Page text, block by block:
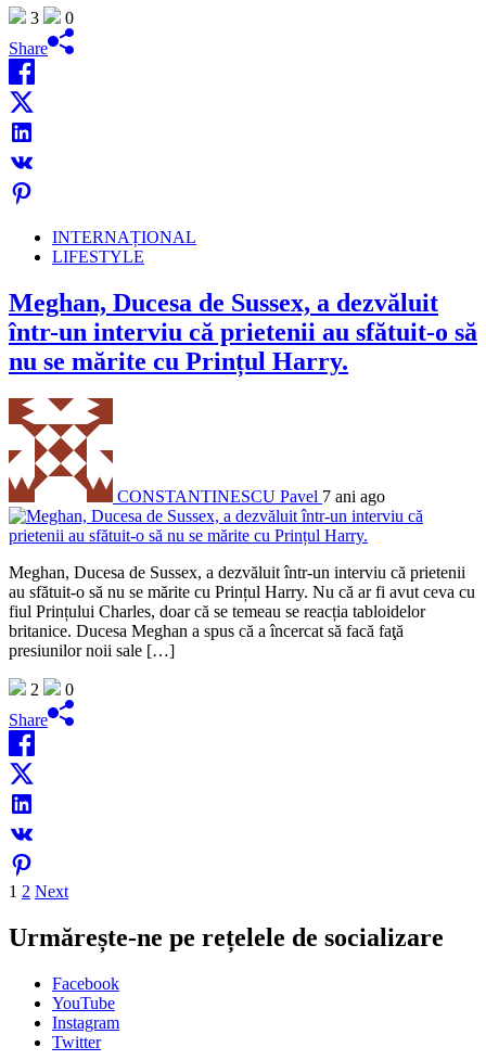
3
0
Share
INTERNAȚIONAL
LIFESTYLE
Meghan, Ducesa de Sussex, a dezvăluit
într-un interviu că prietenii au sfătuit-o să
nu se mărite cu Prințul Harry.
CONSTANTINESCU Pavel 7 ani ago
Meghan, Ducesa de Sussex, a dezvăluit într-un interviu că prietenii
au sfătuit-o să nu se mărite cu Prințul Harry. Nu că ar fi avut ceva cu
fiul Prințului Charles, doar că se temeau se reacția tabloidelor
britanice. Ducesa Meghan a spus că a încercat să facă faţă
presiunilor noii sale […]
2
0
Share
Paginație
articole
1 2 Next
Urmărește-ne pe rețelele de socializare
Facebook
YouTube
Instagram
Twitter